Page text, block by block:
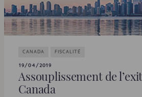
CANADA FISCALITÉ
19/04/2019
Assouplissement de l’
Canada